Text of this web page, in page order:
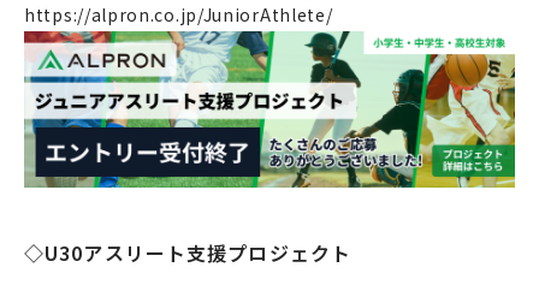
企業情報
事業案内
https://alpron.co.jp/JuniorAthlete/
◇U30アスリート支援プロジェクト